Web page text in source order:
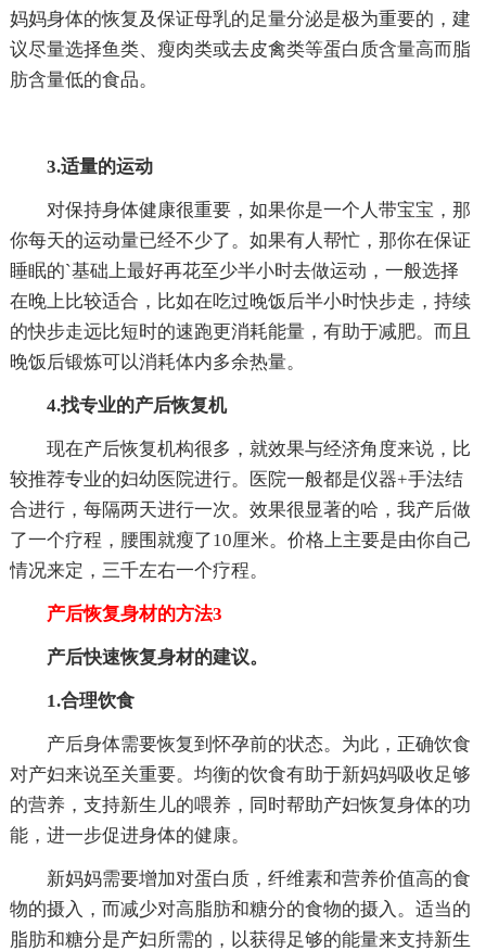
妈妈身体的恢复及保证母乳的足量分泌是极为重要的，建
议尽量选择鱼类、瘦肉类或去皮禽类等蛋白质含量高而脂
肪含量低的食品。
3.适量的运动
对保持身体健康很重要，如果你是一个人带宝宝，那
你每天的运动量已经不少了。如果有人帮忙，那你在保证
睡眠的`基础上最好再花至少半小时去做运动，一般选择
在晚上比较适合，比如在吃过晚饭后半小时快步走，持续
的快步走远比短时的速跑更消耗能量，有助于减肥。而且
晚饭后锻炼可以消耗体内多余热量。
4.找专业的产后恢复机
现在产后恢复机构很多，就效果与经济角度来说，比
较推荐专业的妇幼医院进行。医院一般都是仪器+手法结
合进行，每隔两天进行一次。效果很显著的哈，我产后做
了一个疗程，腰围就瘦了10厘米。价格上主要是由你自己
情况来定，三千左右一个疗程。
产后恢复身材的方法3
产后快速恢复身材的建议。
1.合理饮食
产后身体需要恢复到怀孕前的状态。为此，正确饮食
对产妇来说至关重要。均衡的饮食有助于新妈妈吸收足够
的营养，支持新生儿的喂养，同时帮助产妇恢复身体的功
能，进一步促进身体的健康。
新妈妈需要增加对蛋白质，纤维素和营养价值高的食
物的摄入，而减少对高脂肪和糖分的食物的摄入。适当的
脂肪和糖分是产妇所需的，以获得足够的能量来支持新生